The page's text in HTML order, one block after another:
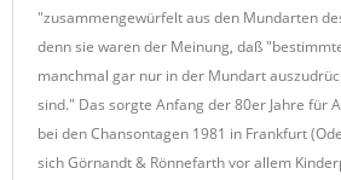
"zusammengewürfelt aus den Mundarten
denn sie waren der Meinung, daß
manchmal gar nur in der Mundart
sind." Das sorgte Anfang der 80er Jahre für
bei den Chansontagen 1981 in Frankfurt
sich Görnandt & Rönnefarth vor allem